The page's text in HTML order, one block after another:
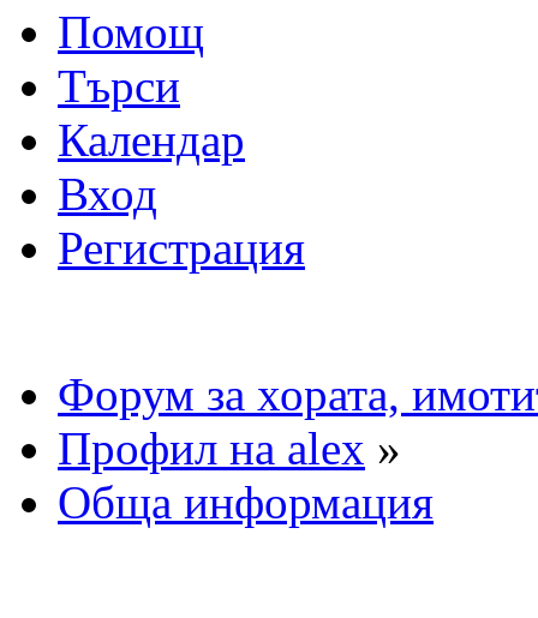
Помощ
Търси
Календар
Вход
Регистрация
Форум за хората,
Профил на alex »
Обща информация